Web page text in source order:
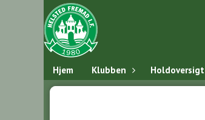
Hjem Klubben Holdoversigt